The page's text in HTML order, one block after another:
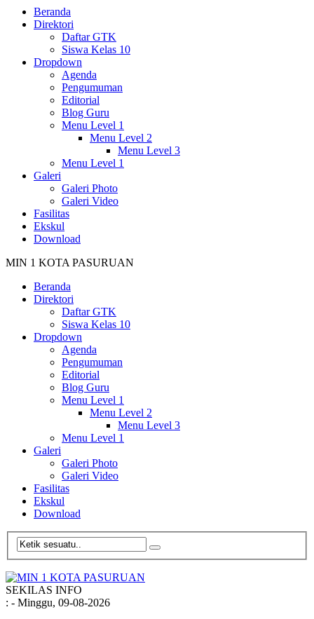
Beranda
Direktori
Daftar GTK
Siswa Kelas 10
Dropdown
Agenda
Pengumuman
Editorial
Blog Guru
Menu Level 1
Menu Level 2
Menu Level 3
Menu Level 1
Galeri
Galeri Photo
Galeri Video
Fasilitas
Ekskul
Download
MIN 1 KOTA PASURUAN
Beranda
Direktori
Daftar GTK
Siswa Kelas 10
Dropdown
Agenda
Pengumuman
Editorial
Blog Guru
Menu Level 1
Menu Level 2
Menu Level 3
Menu Level 1
Galeri
Galeri Photo
Galeri Video
Fasilitas
Ekskul
Download
SEKILAS INFO
: - Minggu, 09-08-2026